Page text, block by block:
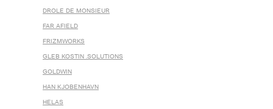
DROLE DE MONSIEUR
FAR AFIELD
FRIZMWORKS
GLEB KOSTIN .SOLUTIONS
GOLDWIN
HAN KJOBENHAVN
HELAS